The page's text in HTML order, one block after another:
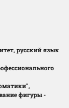
русский язык
фигуры -